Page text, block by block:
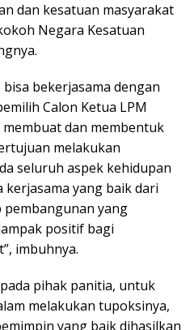
dan kesatuan masyarakat
Negara Kesatuan
bekerjasama dengan
Calon Ketua LPM
membuat dan membentuk
melakukan
seluruh aspek kehidupan
yang baik dari
pembangunan yang
positif bagi
imbuhnya.
pihak panitia, untuk
melakukan tupoksinya,
yang baik dihasilkan